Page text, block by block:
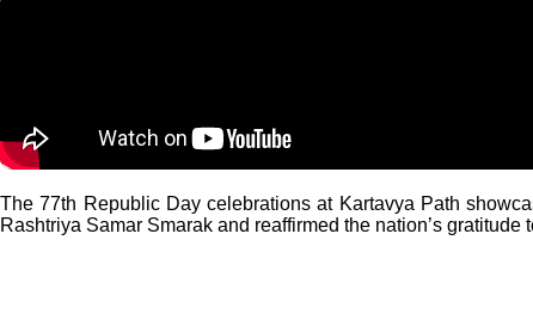
The 77th Republic Day celebrations at Kartavya Path
Rashtriya Samar Smarak and reaffirmed the nation’s gratitude